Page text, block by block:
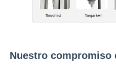
Nuestro compromiso